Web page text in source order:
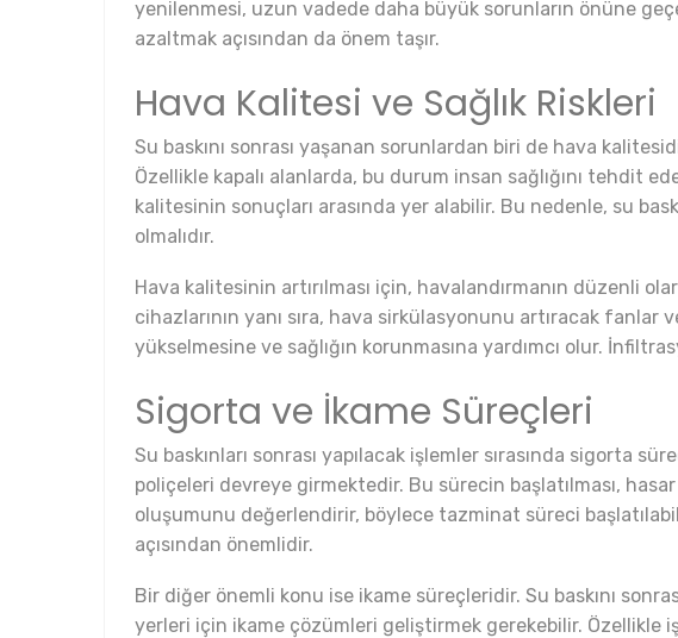
yenilenmesi, uzun vadede daha büyük sorunların önüne
azaltmak açısından da önem taşır.
Hava Kalitesi ve Sağlık Riskleri
Su baskını sonrası yaşanan sorunlardan biri de hava
Özellikle kapalı alanlarda, bu durum insan sağlığını tehdit
kalitesinin sonuçları arasında yer alabilir. Bu nedenle, su
olmalıdır.
Hava kalitesinin artırılması için, havalandırmanın düzenli
cihazlarının yanı sıra, hava sirkülasyonunu artıracak
yükselmesine ve sağlığın korunmasına yardımcı olur.
Sigorta ve İkame Süreçleri
Su baskınları sonrası yapılacak işlemler sırasında sigorta
poliçeleri devreye girmektedir. Bu sürecin başlatılması,
oluşumunu değerlendirir, böylece tazminat süreci
açısından önemlidir.
Bir diğer önemli konu ise ikame süreçleridir. Su baskını
yerleri için ikame çözümleri geliştirmek gerekebilir. Özellikle